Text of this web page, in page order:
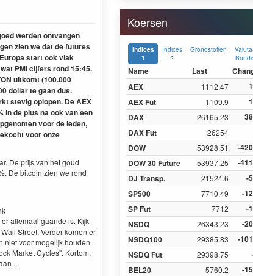
werden ontvangen
zien we dat de futures
start ook vlak
PMI cijfers rond 15:45.
uitkomt (100.000
dollar te gaan dus.
stevig oplopen. De AEX
in de plus na ook van een
voor de leden,
voor onze
De prijs van het goud
De bitcoin zien we rond
allemaal gaande is. Kijk
Street. Verder komen er
niet voor mogelijk houden.
Market Cycles". Kortom,
...
Koersen
Indices
1
Indices
2
Grondstoffen
Bonds
Name Last
AEX
1112.47
AEX Fut
1109.9
DAX
26165.23
DAX Fut
26254
DOW
53928.51 -
DOW 30 Future
53937.25 -
DJ Transp.
21524.6 -
SP500
7710.49 -
SP Fut
7712 -
NSDQ
26343.23 -
NSDQ100
29385.83 -
NSDQ Fut
29398.75
BEL20
5760.2 -